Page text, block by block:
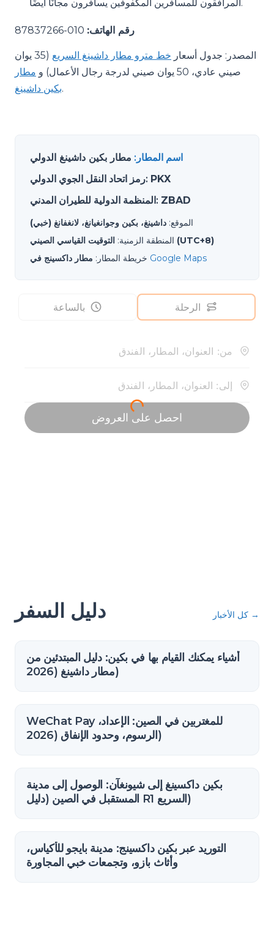
المرافقون للمسافرين المكفوفين يسافرون مجانًا أيضًا.
رقم الهاتف:
المصدر: جدول أسعار خط مترو مطار داشينغ السريع
(35 يوان
صيني عادي، 50 يوان صيني لدرجة رجال الأعمال) و
مطار
بكين داشينغ.
اسم المطار : مطار بكين داشينغ الدولي
رمز اتحاد النقل الجوي الدولي: PKX
المنظمة الدولية للطيران المدني: ZBAD
الموقع: داشينغ، بكين وجوانغيانغ، لانغفانغ (خبي)
المنطقة الزمنية:
التوقيت القياسي الصيني (UTC+8)
خريطة المطار : مطار داكسينج في Google Maps
دليل السفر كل الأخبار →
أشياء يمكنك القيام بها في بكين: دليل المبتدئين من
مطار داشينغ (2026)
WeChat Pay للمغتربين في الصين: الإعداد،
الرسوم، وحدود الإنفاق (2026)
بكين داكسينغ إلى شيونغآن: الوصول إلى مدينة
المستقبل في الصين (دليل R1 السريع)
التوريد عبر بكين داكسينج: مدينة بايجو للأكياس،
وأثاث بازو، وتجمعات خبي المجاورة